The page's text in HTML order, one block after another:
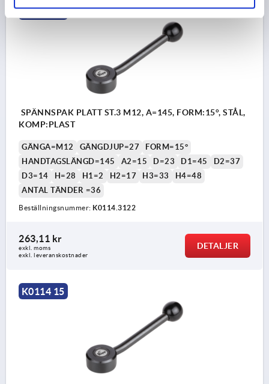
K0114 15
SPÄNNSPAK PLATT ST.3 M12, A=145, FORM:15°, STÅL,
KOMP:PLAST
GÄNGA=M12 GÄNGDJUP=27
FORM=15°
HANDTAGSLÄNGD=145
A2=15 D=23 D1=45
D2=37
D3=14
H=28 H1=2 H2=17 H3=33
H4=48
ANTAL TÄNDER =36
Beställningsnummer: K0114.3122
263,11 kr
exkl. moms
exkl. leveranskostnader
DETALJER
K0114 15